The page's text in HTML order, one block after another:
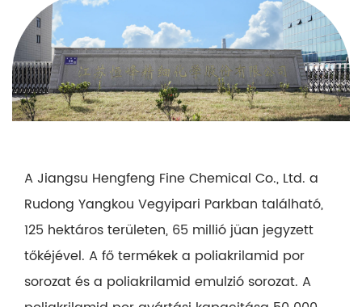
A Jiangsu Hengfeng Fine Chemical Co., Ltd. a
Rudong Yangkou Vegyipari Parkban található,
125 hektáros területen, 65 millió jüan jegyzett
tőkéjével. A fő termékek a poliakrilamid por
sorozat és a poliakrilamid emulzió sorozat. A